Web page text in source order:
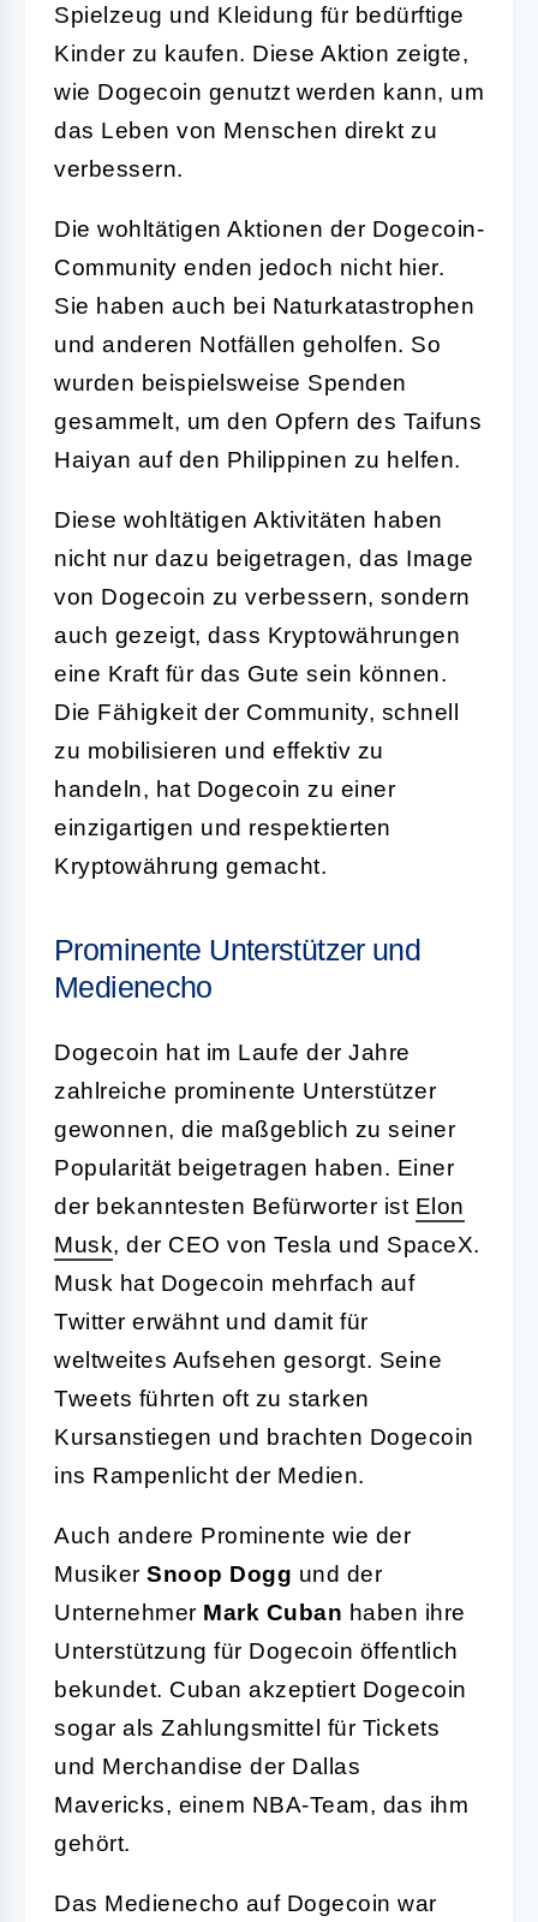
Spielzeug und Kleidung für bedürftige
Kinder zu kaufen. Diese Aktion zeigte,
wie Dogecoin genutzt werden kann, um
das Leben von Menschen direkt zu
verbessern.
Die wohltätigen Aktionen der Dogecoin-
Community enden jedoch nicht hier.
Sie haben auch bei Naturkatastrophen
und anderen Notfällen geholfen. So
wurden beispielsweise Spenden
gesammelt, um den Opfern des Taifuns
Haiyan auf den Philippinen zu helfen.
Diese wohltätigen Aktivitäten haben
nicht nur dazu beigetragen, das Image
von Dogecoin zu verbessern, sondern
auch gezeigt, dass Kryptowährungen
eine Kraft für das Gute sein können.
Die Fähigkeit der Community, schnell
zu mobilisieren und effektiv zu
handeln, hat Dogecoin zu einer
einzigartigen und respektierten
Kryptowährung gemacht.
Prominente Unterstützer und
Medienecho
Dogecoin hat im Laufe der Jahre
zahlreiche prominente Unterstützer
gewonnen, die maßgeblich zu seiner
Popularität beigetragen haben. Einer
der bekanntesten Befürworter ist Elon
Musk, der CEO von Tesla und SpaceX.
Musk hat Dogecoin mehrfach auf
Twitter erwähnt und damit für
weltweites Aufsehen gesorgt. Seine
Tweets führten oft zu starken
Kursanstiegen und brachten Dogecoin
ins Rampenlicht der Medien.
Auch andere Prominente wie der
Musiker Snoop Dogg und der
Unternehmer Mark Cuban haben ihre
Unterstützung für Dogecoin öffentlich
bekundet. Cuban akzeptiert Dogecoin
sogar als Zahlungsmittel für Tickets
und Merchandise der Dallas
Mavericks, einem NBA-Team, das ihm
gehört.
Das Medienecho auf Dogecoin war